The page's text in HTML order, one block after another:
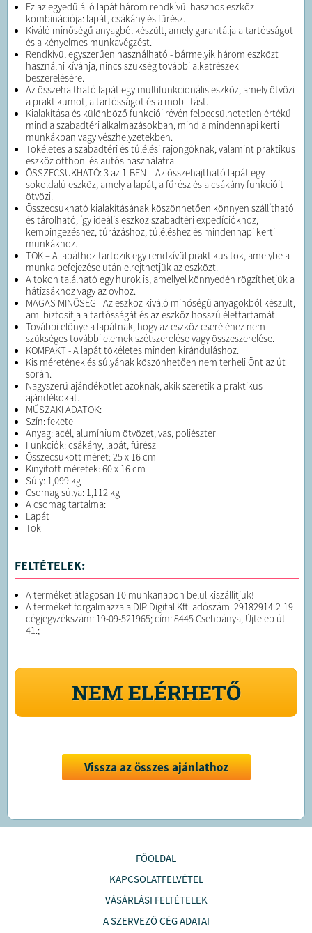
Ez az egyedülálló lapát három rendkívül hasznos eszköz
kombinációja: lapát, csákány és fűrész.
Kiváló minőségű anyagból készült, amely garantálja a tartósságot
és a kényelmes munkavégzést.
Rendkívül egyszerűen használható - bármelyik három eszközt
használni kívánja, nincs szükség további alkatrészek
beszerelésére.
Az összehajtható lapát egy multifunkcionális eszköz, amely ötvözi
a praktikumot, a tartósságot és a mobilitást.
Kialakítása és különböző funkciói révén felbecsülhetetlen értékű
mind a szabadtéri alkalmazásokban, mind a mindennapi kerti
munkákban vagy vészhelyzetekben.
Tökéletes a szabadtéri és túlélési rajongóknak, valamint praktikus
eszköz otthoni és autós használatra.
ÖSSZECSUKHATÓ: 3 az 1-BEN – Az összehajtható lapát egy
sokoldalú eszköz, amely a lapát, a fűrész és a csákány funkcióit
ötvözi.
Összecsukható kialakításának köszönhetően könnyen szállítható
és tárolható, így ideális eszköz szabadtéri expedíciókhoz,
kempingezéshez, túrázáshoz, túléléshez és mindennapi kerti
munkákhoz.
TOK – A lapáthoz tartozik egy rendkívül praktikus tok, amelybe a
munka befejezése után elrejthetjük az eszközt.
A tokon található egy hurok is, amellyel könnyedén rögzíthetjük a
hátizsákhoz vagy az övhöz.
MAGAS MINŐSÉG - Az eszköz kiváló minőségű anyagokból készült,
ami biztosítja a tartósságát és az eszköz hosszú élettartamát.
További előnye a lapátnak, hogy az eszköz cseréjéhez nem
szükséges további elemek szétszerelése vagy összeszerelése.
KOMPAKT - A lapát tökéletes minden kiránduláshoz.
Kis méretének és súlyának köszönhetően nem terheli Önt az út
során.
Nagyszerű ajándékötlet azoknak, akik szeretik a praktikus
ajándékokat.
MŰSZAKI ADATOK:
Szín: fekete
Anyag: acél, alumínium ötvözet, vas, poliészter
Funkciók: csákány, lapát, fűrész
Összecsukott méret: 25 x 16 cm
Kinyitott méretek: 60 x 16 cm
Súly: 1,099 kg
Csomag súlya: 1,112 kg
A csomag tartalma:
Lapát
Tok
FELTÉTELEK:
A terméket átlagosan 10 munkanapon belül kiszállítjuk!
A terméket forgalmazza a DIP Digital Kft. adószám: 29182914-2-19
cégjegyzékszám: 19-09-521965; cím: 8445 Csehbánya, Újtelep út
41.;
NEM ELÉRHETŐ
Vissza az összes ajánlathoz
FŐOLDAL
KAPCSOLATFELVÉTEL
VÁSÁRLÁSI FELTÉTELEK
A SZERVEZŐ CÉG ADATAI